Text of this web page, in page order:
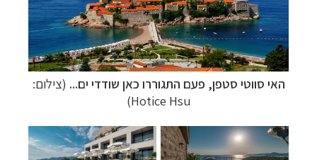
האי סווטי סטפן, פעם התגוררו כאן שודדי ים... (צילום:
Hotice Hsu
)